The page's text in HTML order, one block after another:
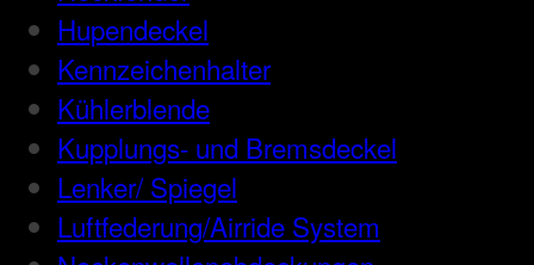
Hupendeckel
Kennzeichenhalter
Kühlerblende
Kupplungs- und Bremsdeckel
Lenker/ Spiegel
Luftfederung/Airride System